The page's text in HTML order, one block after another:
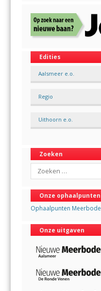
Edities
Aalsmeer e.o.
Regio
Uithoorn e.o.
Zoeken
Search
Onze ophaalpunten
Ophaalpunten Meerbode
Onze uitgaven